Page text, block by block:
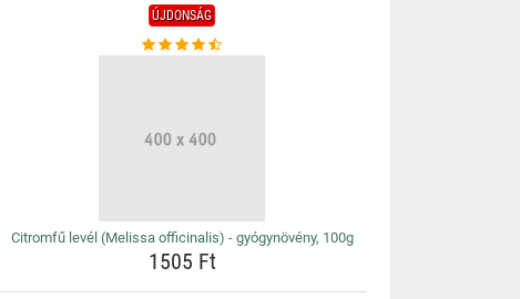
ÚJDONSÁG
Citromfű levél (Melissa officinalis) - gyógynövény, 100g
1505 Ft